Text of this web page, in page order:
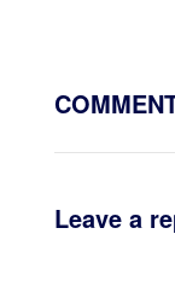
Leave a